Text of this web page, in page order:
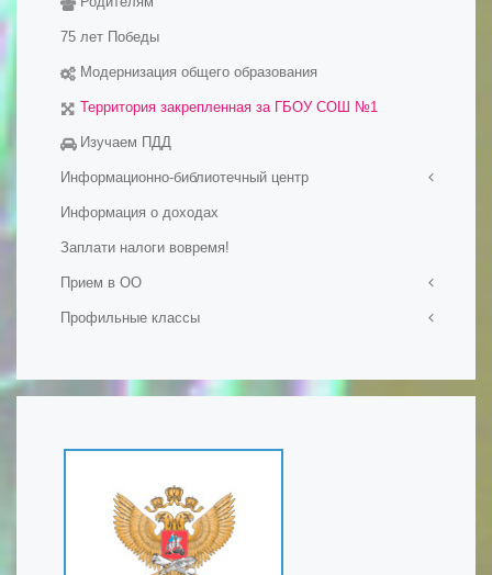
Методические разработки уроков
75 лет Победы
Модернизация общего образования
Территория закрепленная за ГБОУ СОШ №1
Изучаем ПДД
Информационно-библиотечный центр
Визитная карточка
Мероприятия в ИБЦ
Официальные документы
Сохранение фонда ИБЦ
Информация о доходах
Заплати налоги вовремя!
Прием в ОО
Прием в первый класс
Набор в 10-е классы
Профильные классы
Профильные психолого-педагогические классы